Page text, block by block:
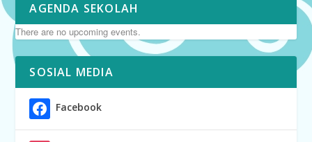
AGENDA SEKOLAH
There are no upcoming events.
SOSIAL MEDIA
Facebook